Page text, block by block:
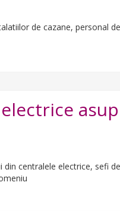
de cazane, personal
centralele electrice, sefi